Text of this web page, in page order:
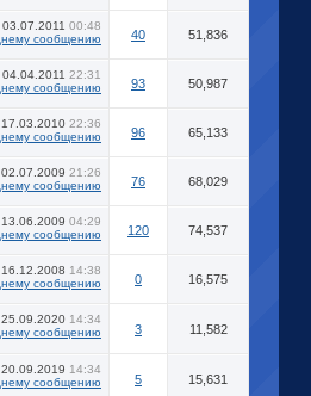
03.07.2011 00:48
40 51,836
04.04.2011 22:31
93 50,987
17.03.2010 22:36
96 65,133
02.07.2009 21:26
76 68,029
13.06.2009 04:29
120 74,537
16.12.2008 14:38
0 16,575
25.09.2020 14:34
3 11,582
20.09.2019 14:34
5 15,631